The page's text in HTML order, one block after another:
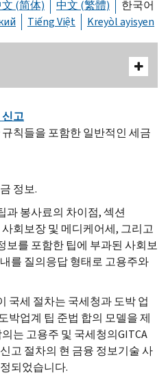
(简体) 中文 (繁體)
한국어
Tiếng Việt Kreyòl ayisyen
신고
칙들을 포함한 일반적인 세금
정보.
과 봉사료의 차이점, 섹션
회보장 및 메디케어세, 그리고
보를 포함한 팁에 부과된 사회보
를 질의응답 형태로 고용주와
국세 절차는 국세청과 도박 업
박업계 팁 준법 합의 모델을 제
는 고용주 및 국세청의GITCA
고 절차의 현 금융 정보기술 사
되었습니다.